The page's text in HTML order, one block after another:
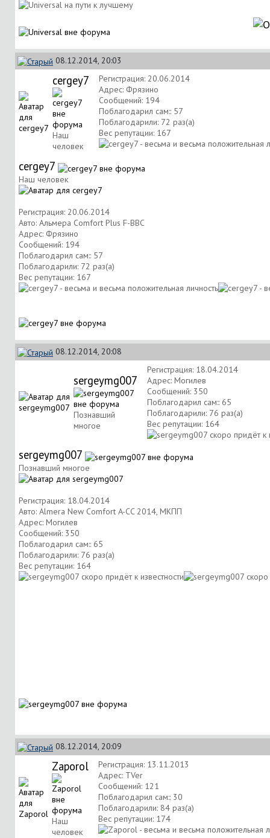
08.12.2014, 20:03
cergey7
Наш
человек
Регистрация: 20.06.2014
Адрес: Фрязино
Сообщений: 194
Поблагодарил сам:: 57
Поблагодарили: 72 раз(а)
Вес репутации: 167
cergey7
Наш человек
Регистрация: 20.06.2014
Авто: Альмера Comfort Plus F-BBC
Адрес: Фрязино
Сообщений: 194
Поблагодарил сам:: 57
Поблагодарили: 72 раз(а)
Вес репутации: 167
08.12.2014, 20:08
sergeymg007
Познавший
многое
Регистрация: 18.04.2014
Адрес: Могилев
Сообщений: 350
Поблагодарил сам:: 65
Поблагодарили: 76 раз(а)
Вес репутации: 164
sergeymg007
Познавший многое
Регистрация: 18.04.2014
Авто: Almera New Comfort A-CC 2014, МКПП
Адрес: Могилев
Сообщений: 350
Поблагодарил сам:: 65
Поблагодарили: 76 раз(а)
Вес репутации: 164
08.12.2014, 20:09
Zaporol
Наш
человек
Регистрация: 13.11.2013
Адрес: ТVer
Сообщений: 121
Поблагодарил сам:: 30
Поблагодарили: 84 раз(а)
Вес репутации: 174